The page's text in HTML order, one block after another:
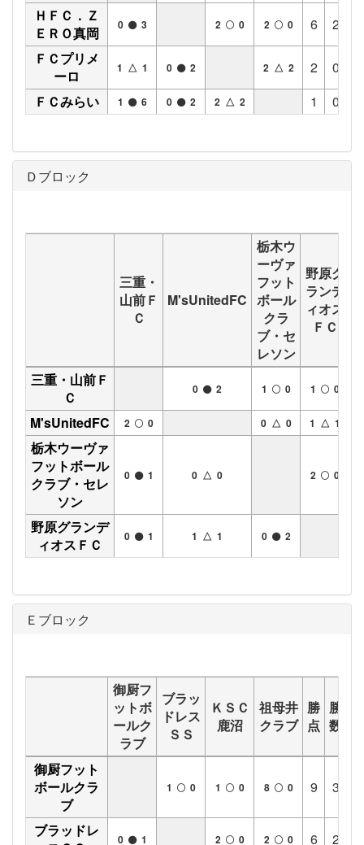
ＨＦＣ．Ｚ
ＥＲＯ真岡
0 3 2 0 2 0 6 2
ＦＣプリメ
ーロ
1 △ 1 0 2 2 △ 2 2 0
ＦＣみらい
1 6 0 2 2 △ 2 1 0
Ｄブロック
三重・
山前Ｆ
Ｃ
M'sUnitedFC
栃木ウ
ーヴァ
フット
ボール
クラ
ブ・セ
レソン
野原グ
ランデ
ィオス
ＦＣ
三重・山前Ｆ
Ｃ
0 2 1 0 1 0
M'sUnitedFC
2 0 0 △ 0 1 △ 1
栃木ウーヴァ
フットボール
クラブ・セレ
ソン
0 1 0 △ 0 2 0
野原グランデ
ィオスＦＣ
0 1 1 △ 1 0 2
Ｅブロック
御厨フ
ットボ
ールク
ラブ
ブラッ
ドレス
ＳＳ
ＫＳＣ
鹿沼
祖母井
クラブ
勝
点
勝
数
御厨フット
ボールクラ
ブ
1 0 1 0 8 0 9 3
ブラッドレ
0 1 2 0 2 0 6 2